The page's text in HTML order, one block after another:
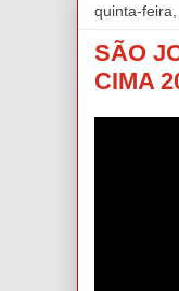
quinta-
SÃO
CIMA